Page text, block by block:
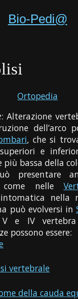
Bio-Pedi@
Ortopedia
: Alterazione
dell’arco
, che si
e
più bassa della
presentare
come nelle
nella
può evolversi in
V e IV
possono essere:
vertebrale
della cauda